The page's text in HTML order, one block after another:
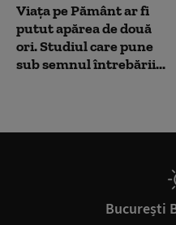
Viața pe Pământ ar fi
putut apărea de două
ori. Studiul care pune
sub semnul întrebării...
București